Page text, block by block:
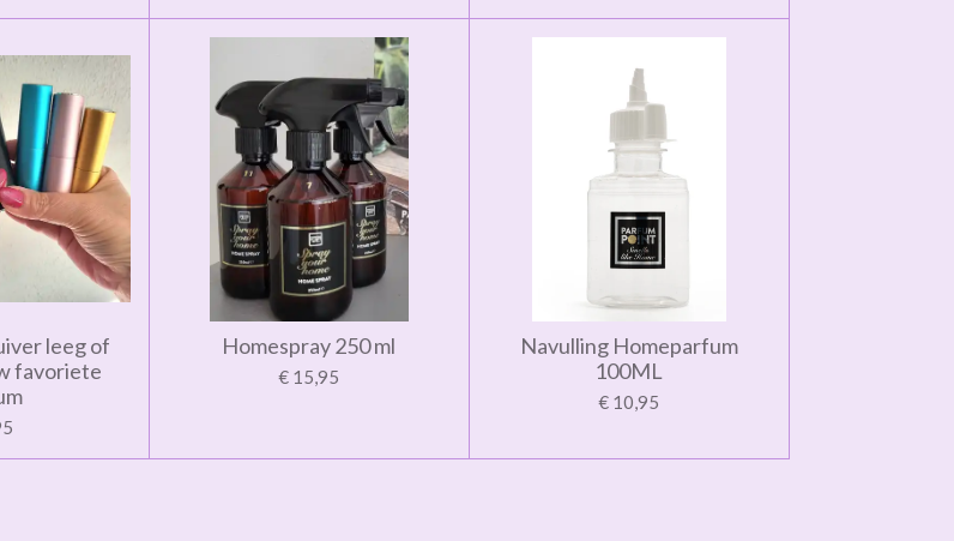
leeg of
favoriete
Homespray 250 ml
€ 15,95
Navulling Homeparfum
100ML
€ 10,95